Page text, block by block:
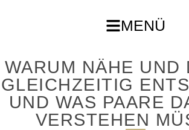
MENÜ
WARUM NÄHE UND
GLEICHZEITIG
UND WAS PAARE
VERSTEHEN